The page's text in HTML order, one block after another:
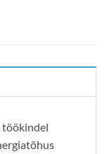
töökindel